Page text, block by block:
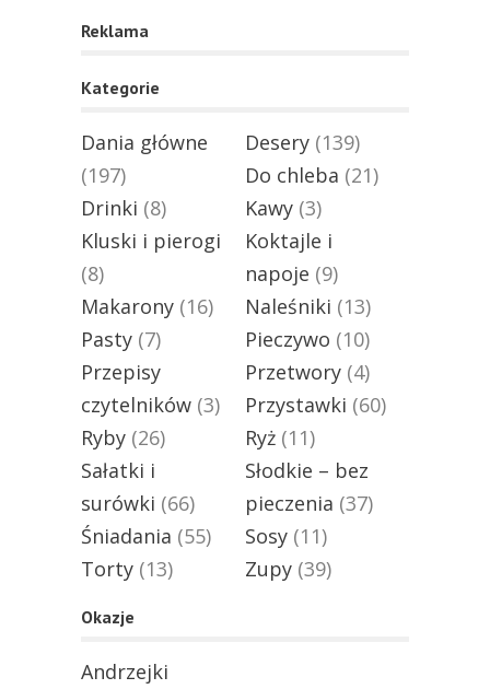
Reklama
Kategorie
Dania główne
(197)
Desery (139)
Do chleba (21)
Drinki (8) Kawy (3)
Kluski i pierogi
(8)
Koktajle i
napoje (9)
Makarony (16) Naleśniki (13)
Pasty (7) Pieczywo (10)
Przepisy
czytelników (3)
Przetwory (4)
Przystawki (60)
Ryby (26) Ryż (11)
Sałatki i
surówki (66)
Słodkie – bez
pieczenia (37)
Śniadania (55) Sosy (11)
Torty (13) Zupy (39)
Okazje
Andrzejki